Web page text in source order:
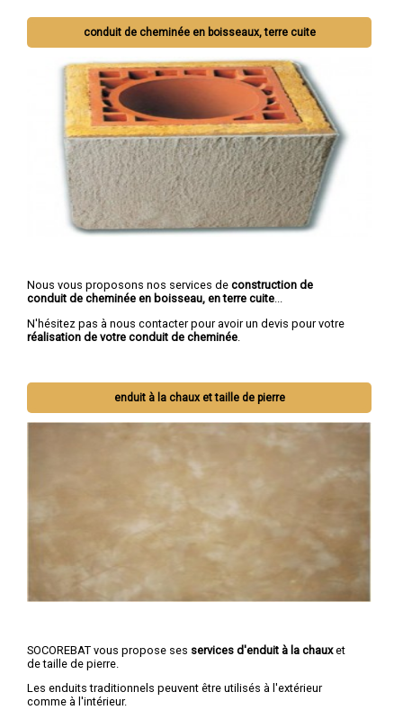
conduit de cheminée en boisseaux, terre cuite
Nous vous proposons nos services de construction de
conduit de cheminée en boisseau, en terre cuite...
N'hésitez pas à nous contacter pour avoir un devis pour votre
réalisation de votre conduit de cheminée.
enduit à la chaux et taille de pierre
SOCOREBAT vous propose ses services d'enduit à la chauxet
de taille de pierre.
Les enduits traditionnels peuvent être utilisés à l'extérieur
comme à l'intérieur.